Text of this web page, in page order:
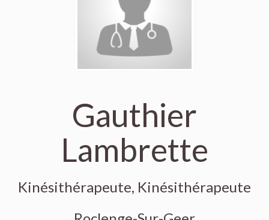
Gauthier
Lambrette
Kinésithérapeute, Kinésithérapeute